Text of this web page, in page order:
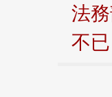
法
不